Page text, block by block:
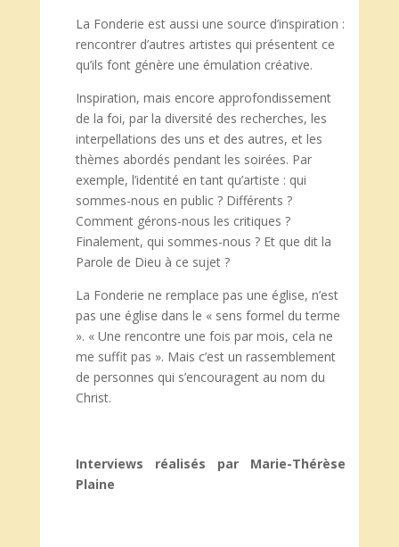
La Fonderie est aussi une source d’inspiration :
rencontrer d’autres artistes qui présentent ce
qu’ils font génère une émulation créative.
Inspiration, mais encore approfondissement
de la foi, par la diversité des recherches, les
interpellations des uns et des autres, et les
thèmes abordés pendant les soirées. Par
exemple, l’identité en tant qu’artiste : qui
sommes-nous en public ? Différents ?
Comment gérons-nous les critiques ?
Finalement, qui sommes-nous ? Et que dit la
Parole de Dieu à ce sujet ?
La Fonderie ne remplace pas une église, n’est
pas une église dans le « sens formel du terme
». « Une rencontre une fois par mois, cela ne
me suffit pas ». Mais c’est un rassemblement
de personnes qui s’encouragent au nom du
Christ.
Interviews réalisés par Marie-Thérèse
Plaine